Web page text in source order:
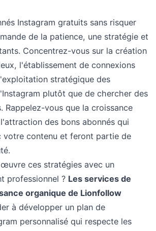
Instagram gratuits sans risquer
de la patience, une stratégie et
Concentrez-vous sur la création
l'établissement de connexions
stratégique des
plutôt que de chercher des
Rappelez-vous que la croissance
des bons abonnés qui
votre contenu et feront partie de
ces stratégies avec un
professionnel ? Les services de
organique de Lionfollow
à développer un plan de
personnalisé qui respecte les